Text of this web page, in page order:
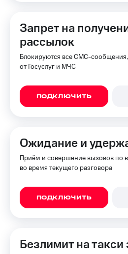
Запрет на
рассылок
Блокируются все СМС-
от Госуслуг и МЧС
ПОДКЛЮЧИТЬ
Ожидание и
Приём и совершение вызовов по
во время текущего разговора
ПОДКЛЮЧИТЬ
Безлимит на такси